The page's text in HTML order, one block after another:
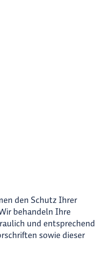
den Schutz Ihrer
behandeln Ihre
und entsprechend
sowie dieser